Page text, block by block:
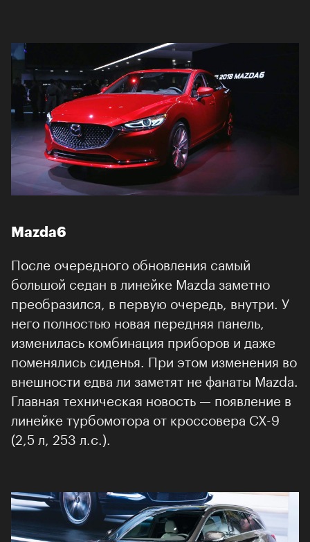
Mazda6
После очередного обновления самый
большой седан в линейке Mazda заметно
преобразился, в первую очередь, внутри. У
него полностью новая передняя панель,
изменилась комбинация приборов и даже
поменялись сиденья. При этом изменения во
внешности едва ли заметят не фанаты Mazda.
Главная техническая новость — появление в
линейке турбомотора от кроссовера CX-9
(2,5 л, 253 л.с.).